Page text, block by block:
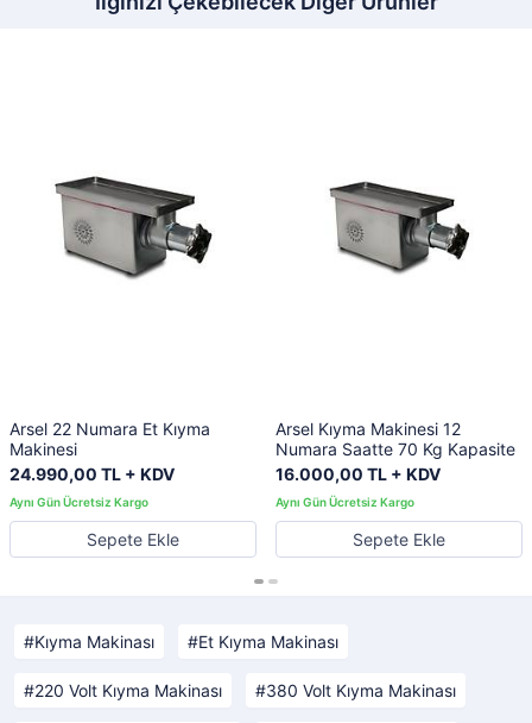
Arsel 22 Numara Et Kıyma
Makinesi
24.990,00 TL + KDV
Sepete Ekle
Arsel Kıyma Makinesi 12
Numara Saatte 70 Kg Kapasite
16.000,00 TL + KDV
Sepete Ekle
Kıyma Makinası Et Kıyma Makinası
220 Volt Kıyma Makinası 380 Volt Kıyma Makinası